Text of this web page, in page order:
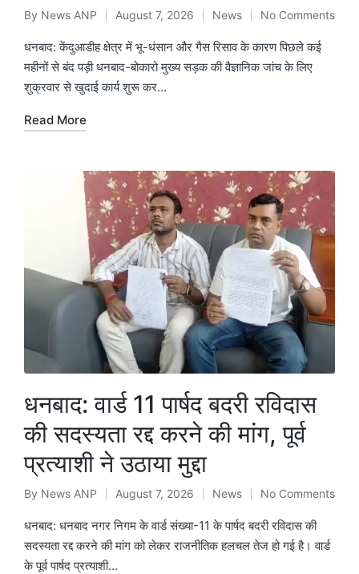
Posted
by
By News ANP August 7, 2026
Posted
in
News No Comments
धनबाद: केंदुआडीह क्षेत्र में भू-धंसान और गैस रिसाव के कारण पिछले कई
महीनों से बंद पड़ी धनबाद-बोकारो मुख्य सड़क की वैज्ञानिक जांच के लिए
शुक्रवार से खुदाई कार्य शुरू कर…
Read More
धनबाद: वार्ड 11 पार्षद बदरी रविदास
की सदस्यता रद्द करने की मांग, पूर्व
प्रत्याशी ने उठाया मुद्दा
Posted
by
By News ANP August 7, 2026
Posted
in
News No Comments
धनबाद: धनबाद नगर निगम के वार्ड संख्या-11 के पार्षद बदरी रविदास की
सदस्यता रद्द करने की मांग को लेकर राजनीतिक हलचल तेज हो गई है। वार्ड
के पूर्व पार्षद प्रत्याशी…